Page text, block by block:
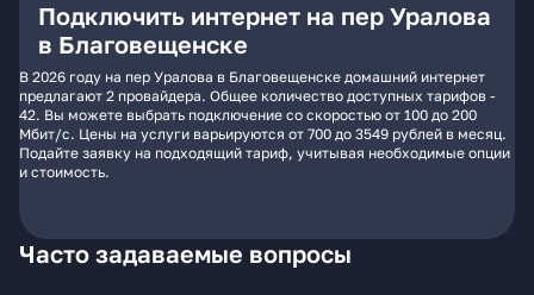
Подключить интернет на пер Уралова
в Благовещенске
В 2026 году на пер Уралова в Благовещенске домашний интернет
предлагают 2 провайдера. Общее количество доступных тарифов -
42. Вы можете выбрать подключение со скоростью от 100 до 200
Мбит/с. Цены на услуги варьируются от 700 до 3549 рублей в месяц.
Подайте заявку на подходящий тариф, учитывая необходимые опции
и стоимость.
Часто задаваемые вопросы